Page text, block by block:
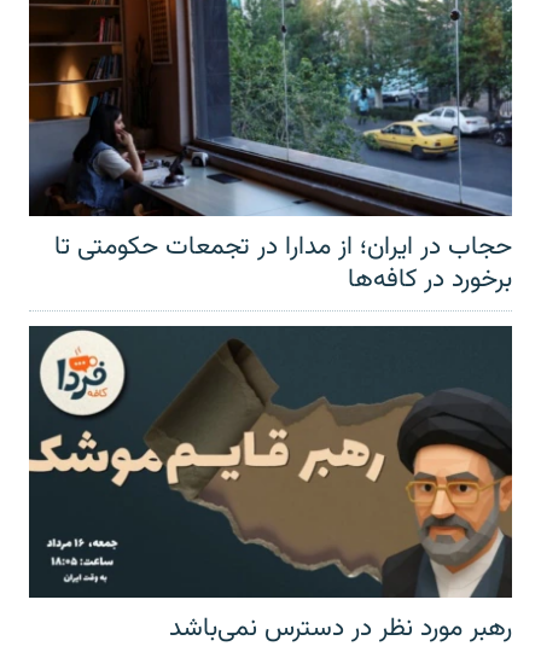
حجاب در ایران؛ از مدارا در تجمعات حکومتی تا
برخورد در کافه‌ها
رهبر مورد نظر در دسترس نمی‌باشد